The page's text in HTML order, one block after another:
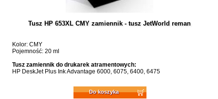
Tusz HP 653XL CMY zamiennik - tusz JetWorld reman
Kolor: CMY
Pojemność: 20 ml
Tusz zamiennik do drukarek atramentowych:
HP DeskJet Plus Ink Advantage 6000, 6075, 6400, 6475
Do koszyka